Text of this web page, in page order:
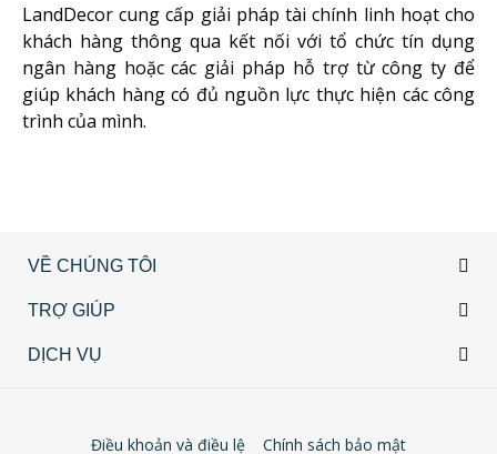
LandDecor cung cấp giải pháp tài chính linh hoạt cho
khách hàng thông qua kết nối với tổ chức tín dụng
ngân hàng hoặc các giải pháp hỗ trợ từ công ty để
giúp khách hàng có đủ nguồn lực thực hiện các công
trình của mình.
VỀ CHÚNG TÔI
TRỢ GIÚP
DỊCH VỤ
Điều khoản và điều lệ Chính sách bảo mật